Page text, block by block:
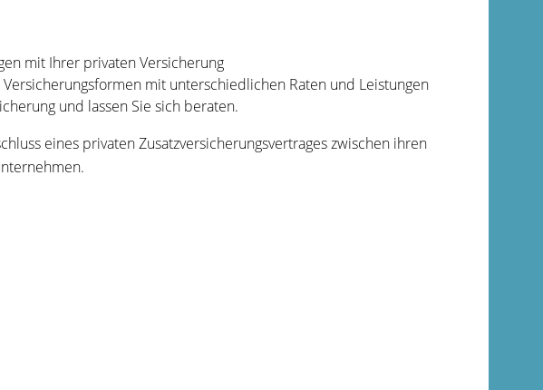
mit Ihrer privaten Versicherung
mit unterschiedlichen Raten und Leistungen
und lassen Sie sich beraten.
eines privaten Zusatzversicherungsvertrages zwischen ihren